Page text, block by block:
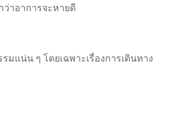
าอาการจะหายดี
แน่น ๆ โดยเฉพาะเรื่องการเดินทาง